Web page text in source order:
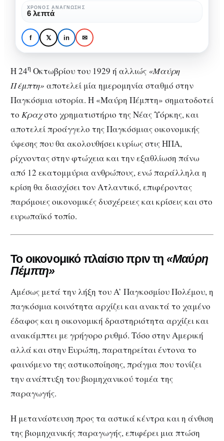
ΑΦΙΕΡΏΜΑΤΑ
Η «Μαύρη Πέμπτη» του
1929: Το Κραχ που έκανε
τις μετοχές απλά χαρτιά
1929:
Κραχ
που
τις
μετοχές
απλά
χαρτιά
ΧΡΌΝΟΣ ΑΝΆΓΝΩΣΗΣ
6 λεπτά
f 𝕏 in ✉
Η 24η Οκτωβρίου του 1929 ή αλλιώς «Μαύρη
Πέμπτη» αποτελεί μία ημερομηνία σταθμό στην
Παγκόσμια ιστορία. Η «Μαύρη Πέμπτη» σηματοδοτεί
το Κραχστο χρηματιστήριο της Νέας Υόρκης, και
αποτελεί προάγγελο της Παγκόσμιας οικονομικής
ύφεσης που θα ακολουθήσει κυρίως στις ΗΠΑ,
ρίχνοντας στην φτώχεια και την εξαθλίωση πάνω
από 12 εκατομμύρια ανθρώπους, ενώ παράλληλα η
κρίση θα διασχίσει τον Ατλαντικό, επιφέροντας
παρόμοιες οικονομικές δυσχέρειες και κρίσεις και στο
ευρωπαϊκό τοπίο.
Το οικονομικό πλαίσιο πριν τη «Μαύρη
Πέμπτη»
Αμέσως μετά την λήξη του A’ Παγκοσμίου Πολέμου, η
παγκόσμια κοινότητα αρχίζει και ανακτά το χαμένο
έδαφος και η οικονομική δραστηριότητα αρχίζει και
ανακάμπτει με γρήγορο ρυθμό. Τόσο στην Αμερική
αλλά και στην Ευρώπη, παρατηρείται έντονα το
φαινόμενο της αστικοποίησης, πράγμα που τονίζει
την ανάπτυξη του βιομηχανικού τομέα της
παραγωγής.
Η μετανάστευση προς τα αστικά κέντρα και η άνθιση
της βιομηχανικής παραγωγής, επιφέρει μια πτώση